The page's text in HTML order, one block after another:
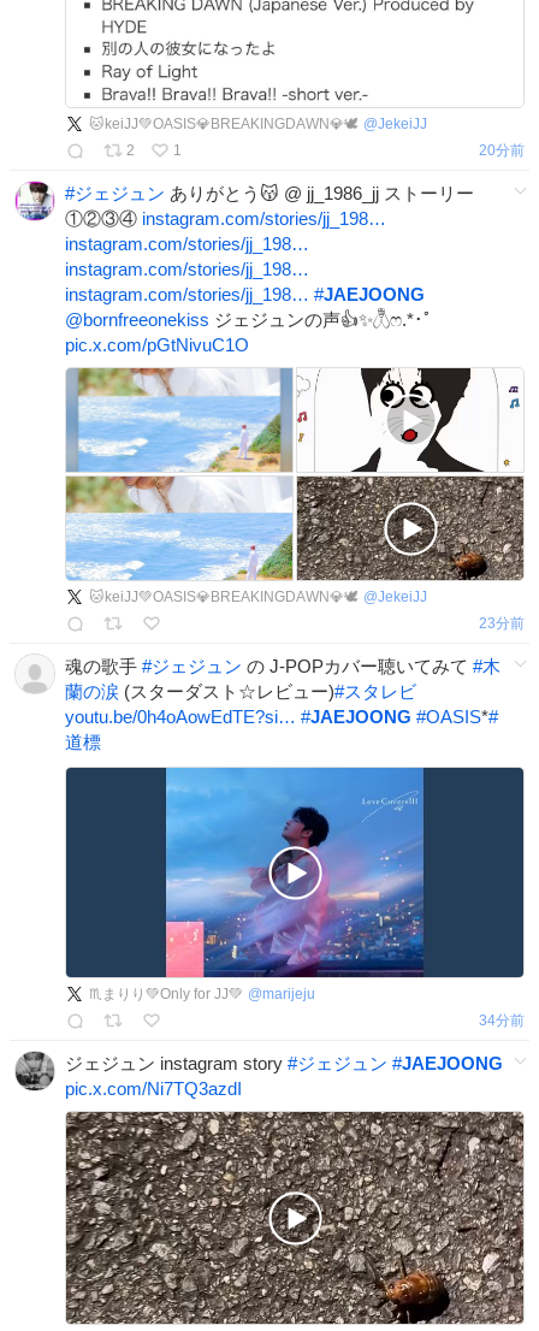
🐱keiJJ💚OASIS💎BREAKINGDAWN💎🕊 @JekeiJJ
2
1 20分前
#ジェジュン ありがとう😽 @ jj_1986_jj ストーリー
①②③④ instagram.com/stories/jj_198…
instagram.com/stories/jj_198…
instagram.com/stories/jj_198…
instagram.com/stories/jj_198… #JAEJOONG
@bornfreeonekiss ジェジュンの声👍✨𓆦ෆ.*･ﾟ
pic.x.com/pGtNivuC1O
🐱keiJJ💚OASIS💎BREAKINGDAWN💎🕊 @JekeiJJ
23分前
魂の歌手 #ジェジュン の J-POPカバー聴いてみて #木
蘭の涙 (スターダスト☆レビュー)#スタレビ
youtu.be/0h4oAowEdTE?si… #JAEJOONG #OASIS*#
道標
♏まりり💚Only for JJ💚 @marijeju
34分前
ジェジュン instagram story #ジェジュン #JAEJOONG
pic.x.com/Ni7TQ3azdI